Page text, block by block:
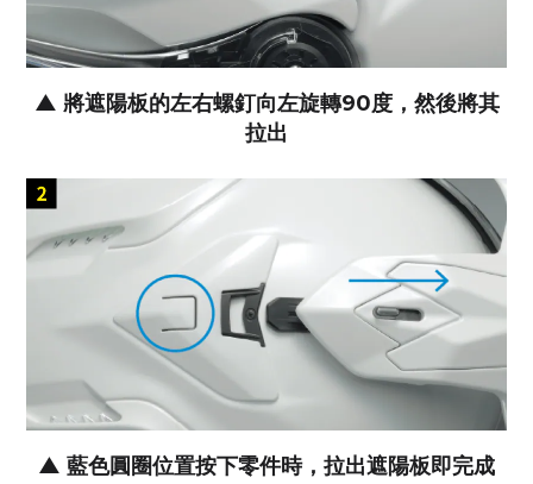
▲ 將遮陽板的左右螺釘向左旋轉90度，然後將其
拉出
▲ 藍色圓圈位置按下零件時，拉出遮陽板即完成